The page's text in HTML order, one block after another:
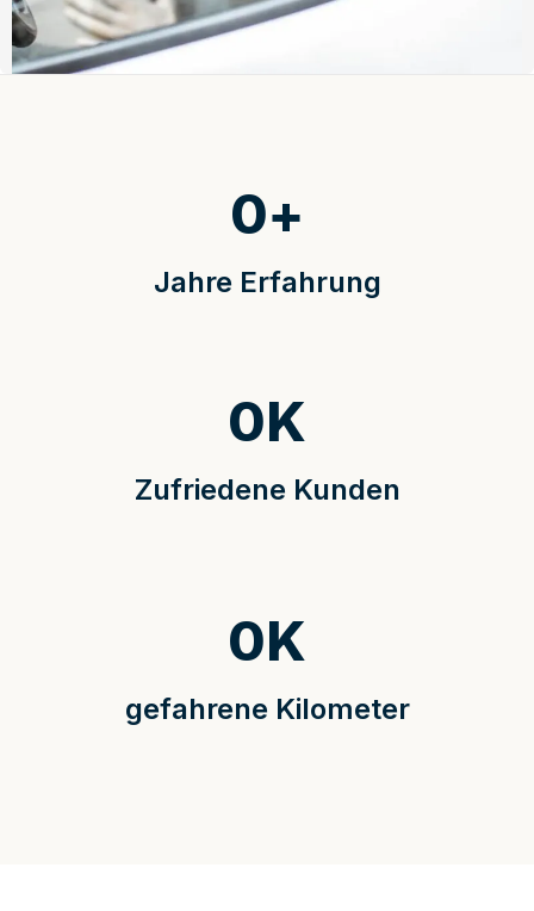
Jahre Erfahrung
0+
Zufriedene Kunden
0K
gefahrene Kilometer
0K